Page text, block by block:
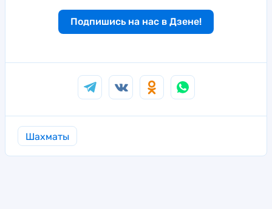
Подпишись на нас в Дзене!
Шахматы